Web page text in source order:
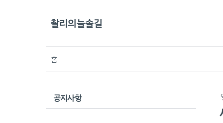
촬리의늘솔길
홈
공지사항